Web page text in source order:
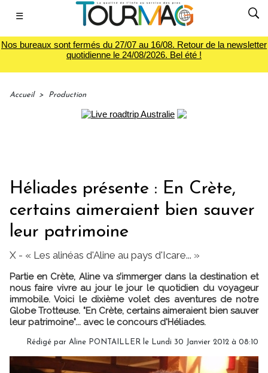
☰
Nos bureaux sont fermés du 27/07 au 16/08. Retour de la newsletter
quotidienne le 24/08/2026. Bel été !
Accueil > Production
Héliades présente : En Crète,
certains aimeraient bien sauver
leur patrimoine
X - « Les alinéas d'Aline au pays d'Icare... »
Partie en Crète, Aline va s’immerger dans la destination et
nous faire vivre au jour le jour le quotidien du voyageur
immobile. Voici le dixième volet des aventures de notre
Globe Trotteuse. "En Crète, certains aimeraient bien sauver
leur patrimoine"... avec le concours d'Héliades.
Rédigé par Aline PONTAILLER le Lundi 30 Janvier 2012 à 08:10